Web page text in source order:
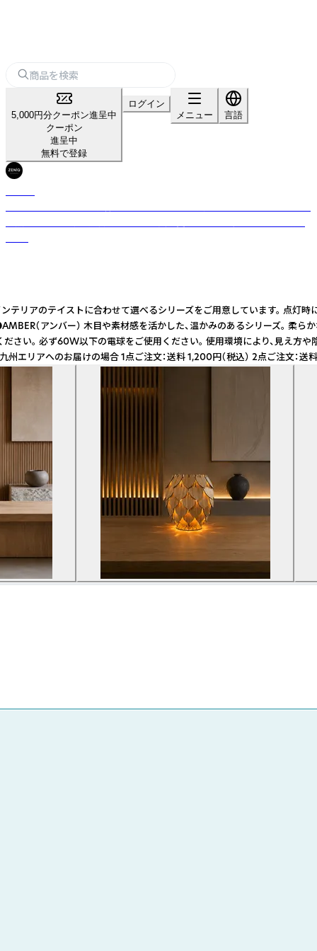
5,000円分クーポン進呈中
クーポン
進呈中
無料で登録
ログイン
メニュー
言語
のテイストに合わせて選べるシリーズをご用意しています。 点
ンバー） 木目や素材感を活かした、温かみのあるシリーズ。 柔ら
さい。 必ず60W以下の電球をご使用ください。 使用環境により
エリアへのお届けの場合 1点ご注文：送料 1,200円（税込） 2